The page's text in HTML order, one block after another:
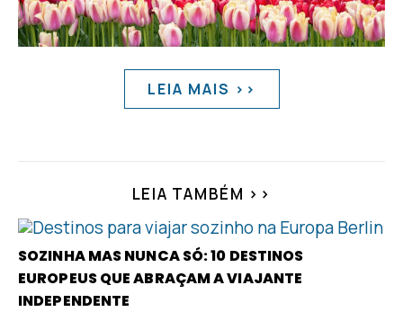
LEIA MAIS >>
LEIA TAMBÉM >>
SOZINHA MAS NUNCA SÓ: 10 DESTINOS
EUROPEUS QUE ABRAÇAM A VIAJANTE
INDEPENDENTE